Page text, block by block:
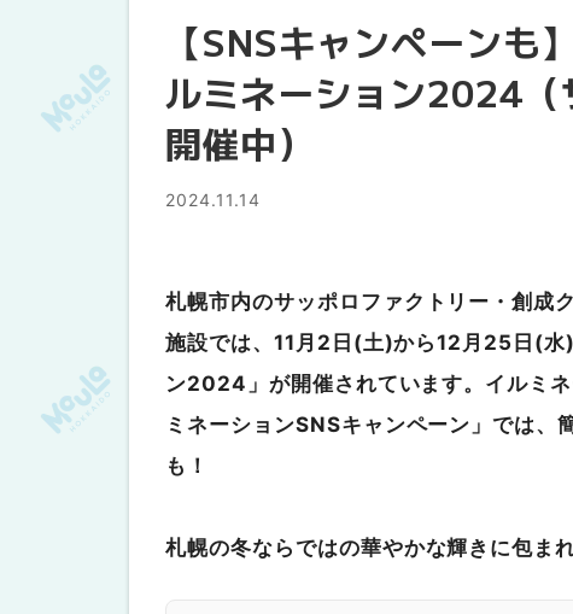
【SNSキャンペーンも
ルミネーション2024（
開催中）
2024.11.14
札幌市内のサッポロファクトリー・創成
施設では、 11月2日(土)から12月25日(水
ン2024」が開催されています。イルミ
ミネーションSNSキャンペーン」では、
も！
札幌の冬ならではの華やかな輝きに包ま